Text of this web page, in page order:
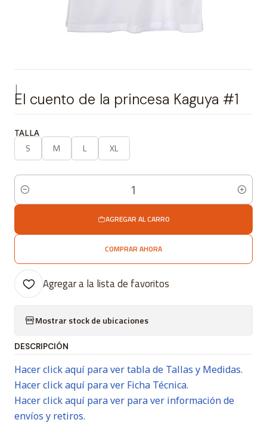
|
El cuento de la princesa Kaguya #1
TALLA
S M L XL
Cantidad
AGREGAR AL CARRO
COMPRAR AHORA
Agregar a la lista de favoritos
Mostrar stock de ubicaciones
DESCRIPCIÓN
Hacer click aquí para ver tabla de Tallas y Medidas.
Hacer click aquí para ver Ficha Técnica.
Hacer click aquí para ver para ver información de
envíos y retiros.